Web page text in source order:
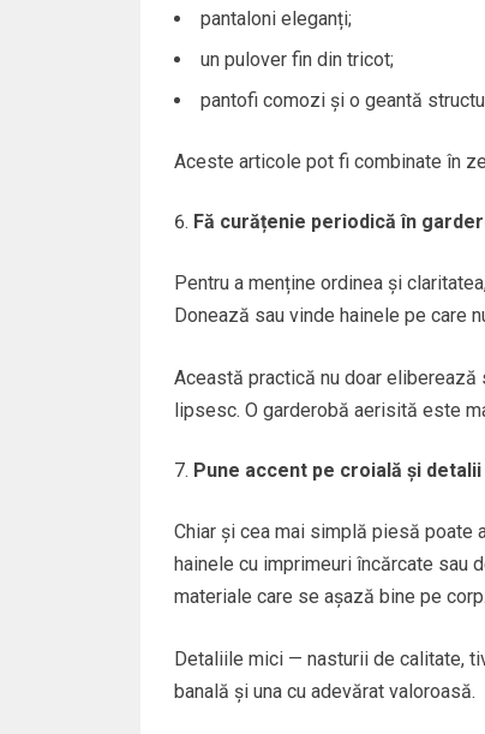
pantaloni eleganți;
un pulover fin din tricot;
pantofi comozi și o geantă
Aceste articole pot fi combinate în
Fă curățenie periodică în
Pentru a menține ordinea și
Donează sau vinde hainele pe care
Această practică nu doar
lipsesc. O garderobă aerisită este
Pune accent pe croială și detalii
Chiar și cea mai simplă piesă poate
hainele cu imprimeuri încărcate sau
materiale care se așază bine pe corp.
Detaliile mici — nasturii de calitate,
banală și una cu adevărat valoroasă.